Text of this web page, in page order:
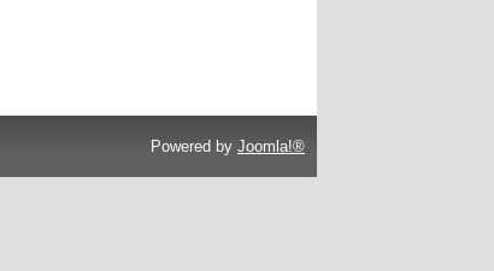
Powered by Joomla!®